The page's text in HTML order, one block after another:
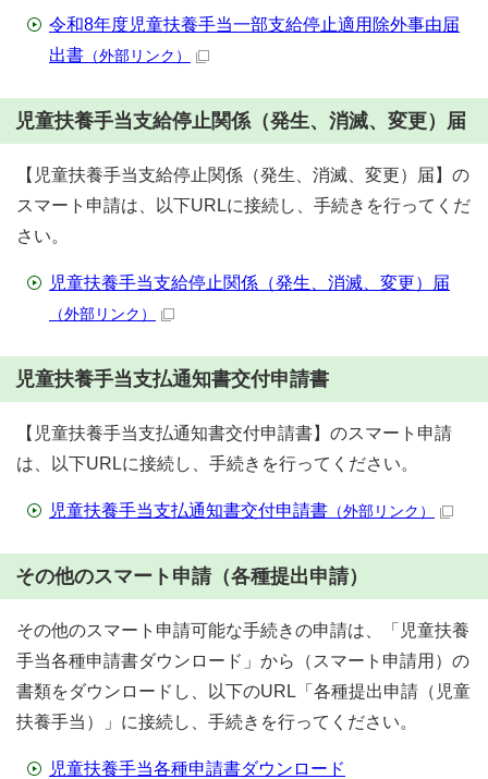
令和8年度児童扶養手当一部支給停止適用除外事由届
出書 （外部リンク）
児童扶養手当支給停止関係（発生、消滅、変更）届
【児童扶養手当支給停止関係（発生、消滅、変更）届】の
スマート申請は、以下URLに接続し、手続きを行ってくだ
さい。
児童扶養手当支給停止関係（発生、消滅、変更）届
（外部リンク）
児童扶養手当支払通知書交付申請書
【児童扶養手当支払通知書交付申請書】のスマート申請
は、以下URLに接続し、手続きを行ってください。
児童扶養手当支払通知書交付申請書 （外部リンク）
その他のスマート申請（各種提出申請）
その他のスマート申請可能な手続きの申請は、「児童扶養
手当各種申請書ダウンロード」から（スマート申請用）の
書類をダウンロードし、以下のURL「各種提出申請（児童
扶養手当）」に接続し、手続きを行ってください。
児童扶養手当各種申請書ダウンロード